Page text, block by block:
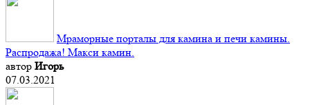
Мраморные порталы для камина и печи камины.
Распродажа! Макси камин.
автор Игорь
07.03.2021